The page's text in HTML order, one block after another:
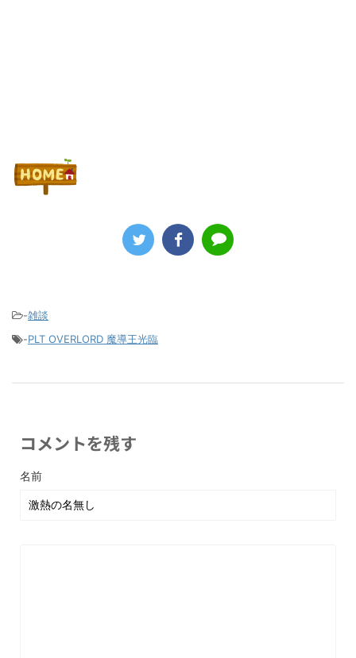
-雑談
-PLT OVERLORD 魔導王光臨
コメントを残す
名前